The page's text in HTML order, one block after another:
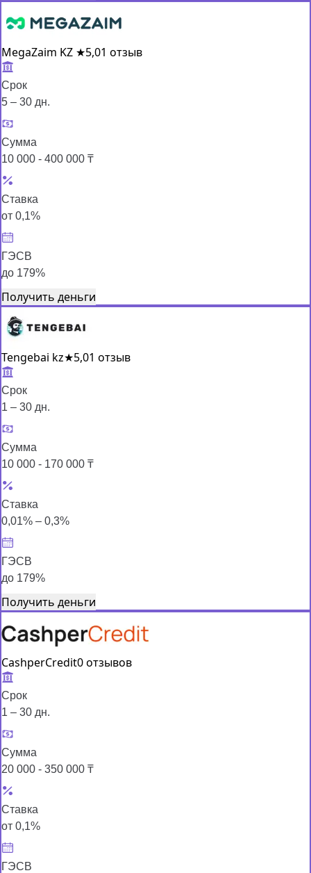
MegaZaim KZ ★5,01 отзыв
Срок
5 – 30 дн.
Сумма
10 000 - 400 000 ₸
Ставка
от 0,1%
ГЭСВ
до 179%
Получить деньги
Tengebai kz★5,01 отзыв
Срок
1 – 30 дн.
Сумма
10 000 - 170 000 ₸
Ставка
0,01% – 0,3%
ГЭСВ
до 179%
Получить деньги
CashperCredit0 отзывов
Срок
1 – 30 дн.
Сумма
20 000 - 350 000 ₸
Ставка
от 0,1%
ГЭСВ